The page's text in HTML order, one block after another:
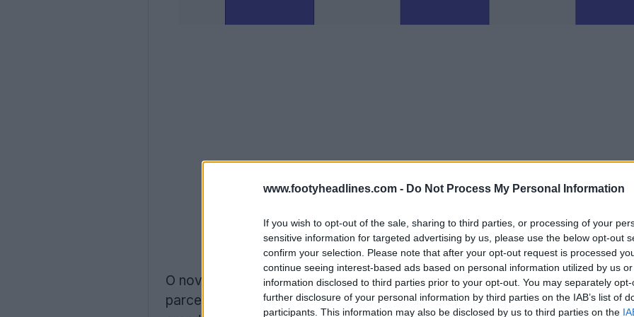
www.footyheadlines.com - Do Not Process My Personal Information
If you wish to opt-out of the sale, sharing to third parties, or processing of your
sensitive information for targeted advertising by us, please use the below opt-out
confirm your selection. Please note that after your opt-out request is processed
continue seeing interest-based ads based on personal information utilized by us
information disclosed to third parties prior to your opt-out. You may separately
further disclosure of your personal information by third parties on the IAB’s list of
participants. This information may also be disclosed by us to third parties on the
O novo acordo com a marca espanhola de roupa desportiva entra em
parceria de oito anos com o fabricante italiano Macron. Durante a era